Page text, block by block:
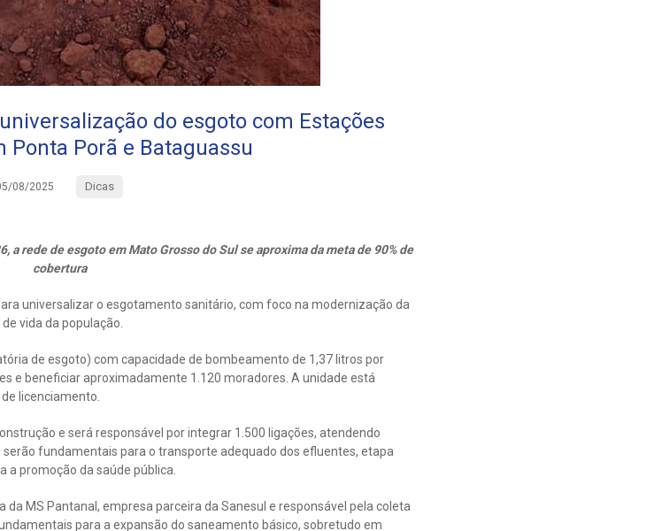
do esgoto com Estações
Ponta Porã e Bataguassu
08/2025 Dicas
a rede de esgoto em Mato Grosso do Sul se aproxima da meta de 90% de
cobertura
universalizar o esgotamento sanitário, com foco na modernização da
vida da população.
de esgoto) com capacidade de bombeamento de 1,37 litros por
e beneficiar aproximadamente 1.120 moradores. A unidade está
licenciamento.
e será responsável por integrar 1.500 ligações, atendendo
fundamentais para o transporte adequado dos efluentes, etapa
a promoção da saúde pública.
MS Pantanal, empresa parceira da Sanesul e responsável pela coleta
para a expansão do saneamento básico, sobretudo em